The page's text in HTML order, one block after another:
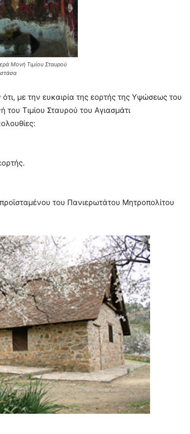
Μονή Τιμίου Σταυρού
, με την ευκαιρία της εορτής της Υψώσεως του
του Τιμίου Σταυρού του Αγιασμάτι
:
προϊσταμένου του Πανιερωτάτου Μητροπολίτου